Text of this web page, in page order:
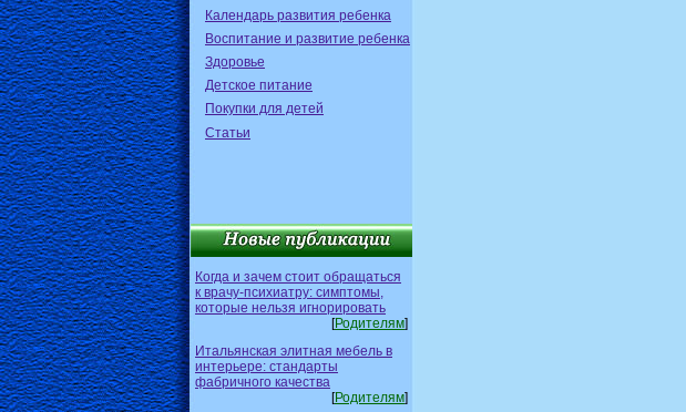
Календарь развития ребенка
Воспитание и развитие ребенка
Здоровье
Детское питание
Покупки для детей
Статьи
Когда и зачем стоит обращаться
к врачу-психиатру: симптомы,
которые нельзя игнорировать
[Родителям]
Итальянская элитная мебель в
интерьере: стандарты
фабричного качества
[Родителям]